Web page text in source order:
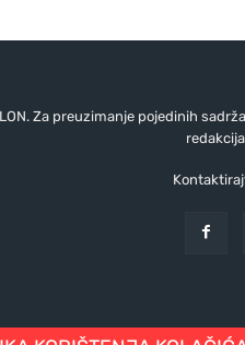
Za preuzimanje pojedinih